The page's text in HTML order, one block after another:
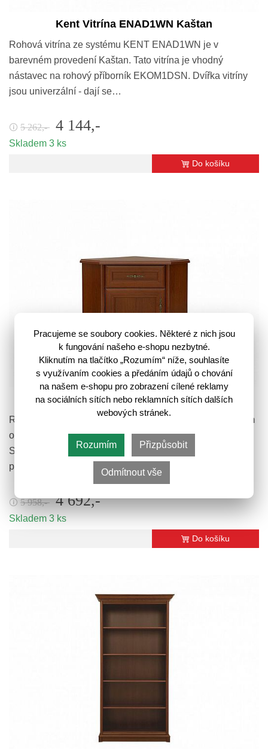
Kent Vitrína ENAD1WN Kaštan
Rohová vitrína ze systému KENT ENAD1WN je v
barevném provedení Kaštan. Tato vitrína je vhodný
nástavec na rohový příborník EKOM1DSN. Dvířka vitríny
jsou univerzální - dají se…
🛈 5 262,- 4 144,-
Skladem 3 ks
Do košíku
Kent Komoda EKOM1DSN Kaštan
Rohová komoda KENT EKOM1DSN je vyrobená v teplém
odstínu kaštan a vnese do vašeho interiéru funkčnost.
Součástí této komody je šuplík a skříňka s jednou policí,
pro snadnější uložení…
🛈 5 958,- 4 692,-
Skladem 3 ks
Do košíku
Pracujeme se soubory cookies. Některé z nich jsou
k fungování našeho e-shopu nezbytné.
Kliknutím na tlačítko „Rozumím“ níže, souhlasíte
s využívaním cookies a předáním údajů o chování
na našem e-shopu pro zobrazení cílené reklamy
na sociálních sítích nebo reklamních sítích dalších
webových stránek.
Rozumím Přizpůsobit
Odmítnout vše